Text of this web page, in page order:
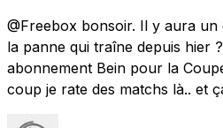
@Freebox bonsoir. Il y aura
la panne qui traîne depuis hier
abonnement Bein pour la
coup je rate des matchs là.. et